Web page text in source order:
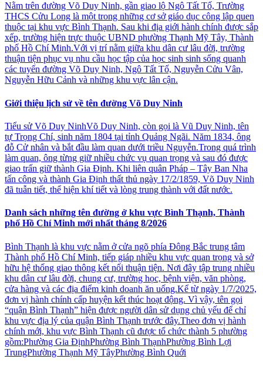
Nằm trên đường Võ Duy Ninh, gần giao lộ Ngô Tất Tố, Trường
THCS Cửu Long là một trong những cơ sở giáo dục công lập quen
thuộc tại khu vực Bình Thạnh. Sau khi địa giới hành chính được sắp
xếp, trường hiện trực thuộc UBND phường Thạnh Mỹ Tây, Thành
phố Hồ Chí Minh.Với vị trí nằm giữa khu dân cư lâu đời, trường
thuận tiện phục vụ nhu cầu học tập của học sinh sinh sống quanh
các tuyến đường Võ Duy Ninh, Ngô Tất Tố, Nguyễn Cửu Vân,
Nguyễn Hữu Cảnh và những khu vực lân cận.
Giới thiệu lịch sử về tên đường Võ Duy Ninh
Tiểu sử Võ Duy NinhVõ Duy Ninh, còn gọi là Vũ Duy Ninh, tên
tự Trọng Chí, sinh năm 1804 tại tỉnh Quảng Ngãi. Năm 1834, ông
đỗ Cử nhân và bắt đầu làm quan dưới triều Nguyễn.Trong quá trình
làm quan, ông từng giữ nhiều chức vụ quan trọng và sau đó được
giao trấn giữ thành Gia Định. Khi liên quân Pháp – Tây Ban Nha
tấn công và thành Gia Định thất thủ ngày 17/2/1859, Võ Duy Ninh
đã tuẫn tiết, thể hiện khí tiết và lòng trung thành với đất nước.
Danh sách những tên đường ở khu vực Bình Thạnh, Thành
phố Hồ Chí Minh mới nhất tháng 8/2026
Bình Thạnh là khu vực nằm ở cửa ngõ phía Đông Bắc trung tâm
Thành phố Hồ Chí Minh, tiếp giáp nhiều khu vực quan trọng và sở
hữu hệ thống giao thông kết nối thuận tiện. Nơi đây tập trung nhiều
khu dân cư lâu đời, chung cư, trường học, bệnh viện, văn phòng,
cửa hàng và các địa điểm kinh doanh ăn uống.Kể từ ngày 1/7/2025,
đơn vị hành chính cấp huyện kết thúc hoạt động. Vì vậy, tên gọi
“quận Bình Thạnh” hiện được người dân sử dụng chủ yếu để chỉ
khu vực địa lý của quận Bình Thạnh trước đây.Theo đơn vị hành
chính mới, khu vực Bình Thạnh cũ được tổ chức thành 5 phường
gồm:Phường Gia ĐịnhPhường Bình ThạnhPhường Bình Lợi
TrungPhường Thạnh Mỹ TâyPhường Bình Quới